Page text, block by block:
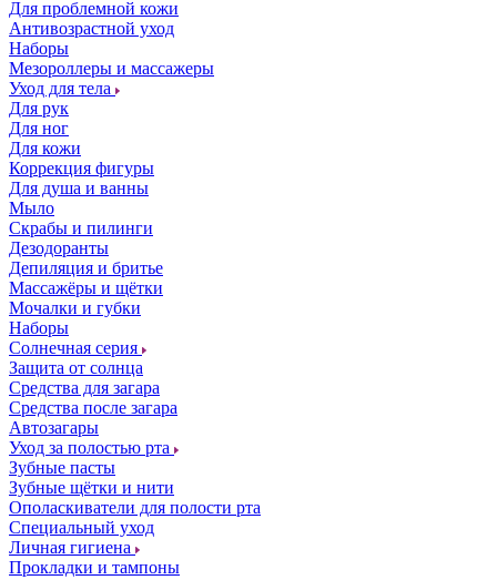
Для проблемной кожи
Антивозрастной уход
Наборы
Мезороллеры и массажеры
Уход для тела
Для рук
Для ног
Для кожи
Коррекция фигуры
Для душа и ванны
Мыло
Скрабы и пилинги
Дезодоранты
Депиляция и бритье
Массажёры и щётки
Мочалки и губки
Наборы
Солнечная серия
Защита от солнца
Средства для загара
Средства после загара
Автозагары
Уход за полостью рта
Зубные пасты
Зубные щётки и нити
Ополаскиватели для полости рта
Специальный уход
Личная гигиена
Прокладки и тампоны